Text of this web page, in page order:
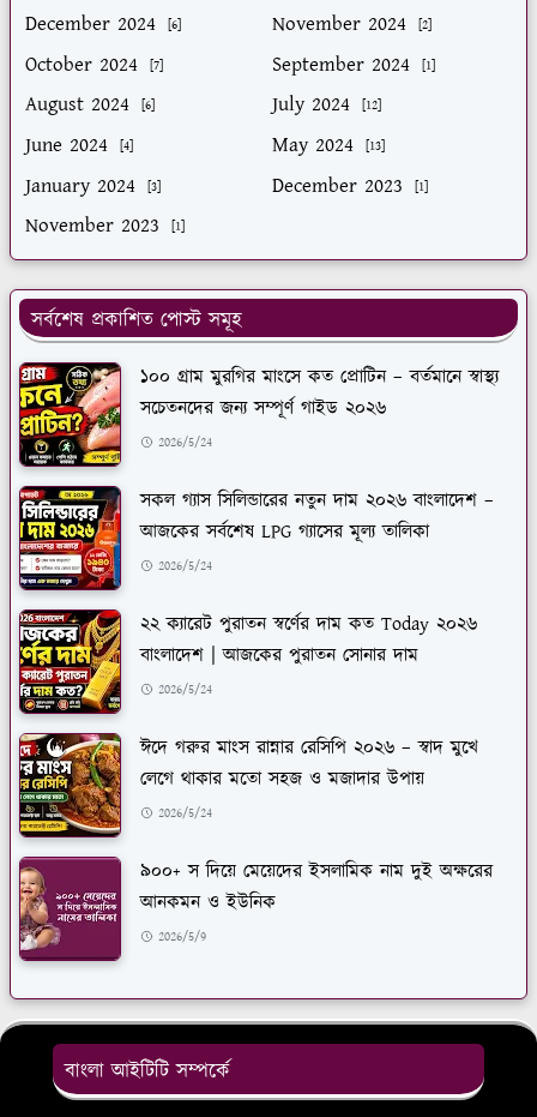
December 2024 [6] November 2024 [2]
October 2024 [7] September 2024 [1]
August 2024 [6] July 2024 [12]
June 2024 [4] May 2024 [13]
January 2024 [3] December 2023 [1]
November 2023 [1]
সর্বশেষ প্রকাশিত পোস্ট সমূহ
১০০ গ্রাম মুরগির মাংসে কত প্রোটিন – বর্তমানে স্বাস্থ্য
সচেতনদের জন্য সম্পূর্ণ গাইড ২০২৬
2026/5/24
সকল গ্যাস সিলিন্ডারের নতুন দাম ২০২৬ বাংলাদেশ –
আজকের সর্বশেষ LPG গ্যাসের মূল্য তালিকা
2026/5/24
২২ ক্যারেট পুরাতন স্বর্ণের দাম কত Today ২০২৬
বাংলাদেশ | আজকের পুরাতন সোনার দাম
2026/5/24
ঈদে গরুর মাংস রান্নার রেসিপি ২০২৬ – স্বাদ মুখে
লেগে থাকার মতো সহজ ও মজাদার উপায়
2026/5/24
৯০০+ স দিয়ে মেয়েদের ইসলামিক নাম দুই অক্ষরের
আনকমন ও ইউনিক
2026/5/9
বাংলা আইটিটি সম্পর্কে